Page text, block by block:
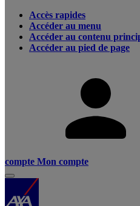
Accès rapides
Accéder au menu
Accéder au contenu
Accéder au pied de page
compte Mon compte